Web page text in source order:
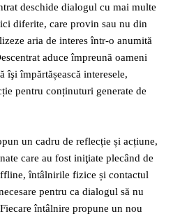
deschide dialogul cu mai multe
diferite, care provin sau nu din
aria de interes într-o anumită
aduce împreună oameni
îşi împărtășească interesele,
pentru conținuturi generate de
un cadru de reflecție și acțiune,
care au fost iniţiate plecând de
întâlnirile fizice și contactul
pentru ca dialogul să nu
întâlnire propune un nou